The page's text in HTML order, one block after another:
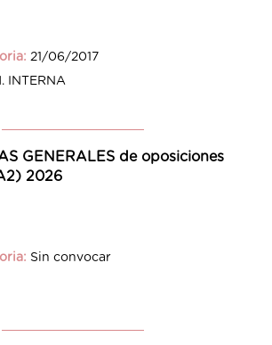
21/06/2017
INTERNA
GENERALES de oposiciones
2026
Sin convocar